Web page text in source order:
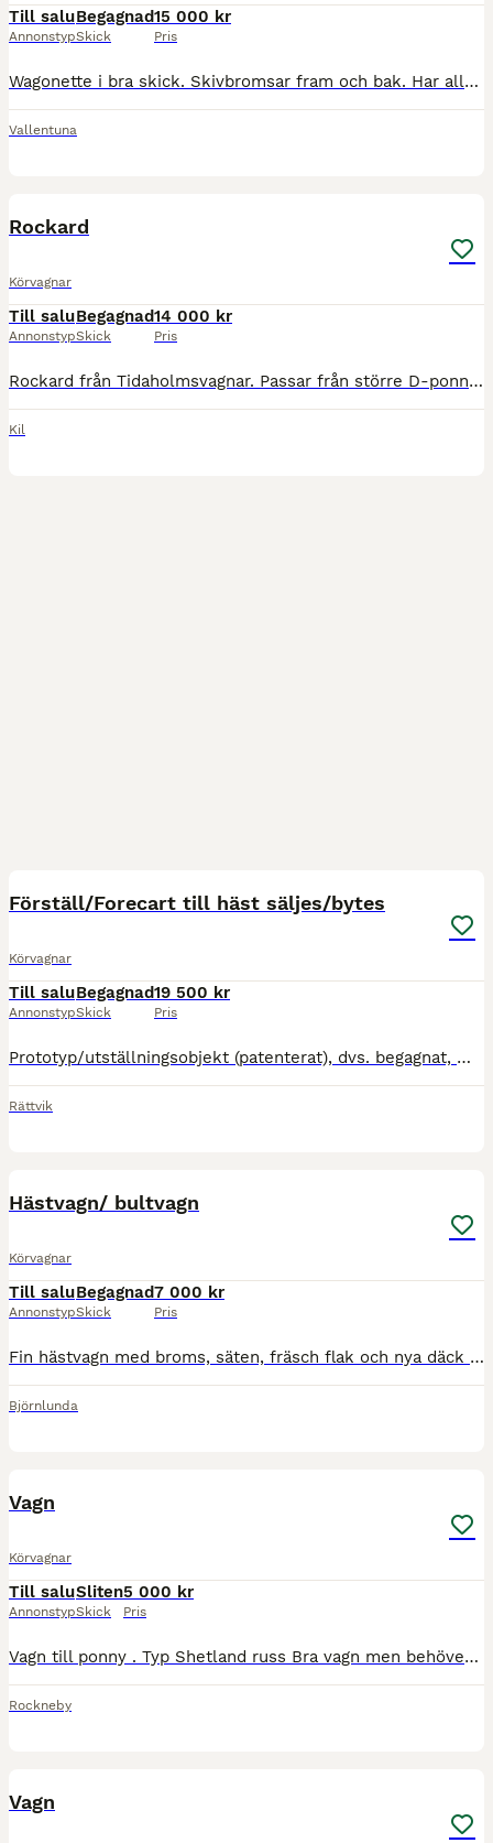
Till salu
Annonstyp
Begagnad
Skick
15 000 kr
Pris
Wagonette i bra skick. Skivbromsar fram och bak. Har alltid stått under tak. Har använts till nordsvensk brukshäst. Finns I Vallentuna.
Vallentuna
Rockard
Körvagnar
Till salu
Annonstyp
Begagnad
Skick
14 000 kr
Pris
Rockard från Tidaholmsvagnar. Passar från större D-ponny till häst, har använts till Nordsvensk. Vagnen är i bra skick. Har förvarats inomhus.
Kil
Förställ/Forecart till häst säljes/bytes
Körvagnar
Till salu
Annonstyp
Begagnad
Skick
19 500 kr
Pris
Prototyp/utställningsobjekt (patenterat), dvs. begagnat, men i stort sett som nytt, säljes nymålat. Riktpris: 19 500 SEK (ingen moms tillkommer), ev. billigare vid okomplicerad snabb affär, viss marg
Rättvik
Hästvagn/ bultvagn
Körvagnar
Till salu
Annonstyp
Begagnad
Skick
7 000 kr
Pris
Fin hästvagn med broms, säten, fräsch flak och nya däck . Går att variera i längden. Passar till fjording, NSV , Ardenner mm
Björnlunda
Vagn
Körvagnar
Till salu
Annonstyp
Sliten
Skick
5 000 kr
Pris
Vagn till ponny . Typ Shetland russ Bra vagn men behöver en tvätt . Fotbroms på den Den har fjädring och är skön att åka på
Rockneby
Vagn